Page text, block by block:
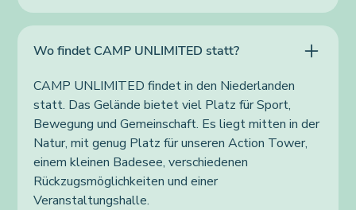
Wo findet CAMP UNLIMITED statt?
CAMP UNLIMITED findet in den Niederlanden
statt. Das Gelände bietet viel Platz für Sport,
Bewegung und Gemeinschaft. Es liegt mitten in der
Natur, mit genug Platz für unseren Action Tower,
einem kleinen Badesee, verschiedenen
Rückzugsmöglichkeiten und einer
Veranstaltungshalle.